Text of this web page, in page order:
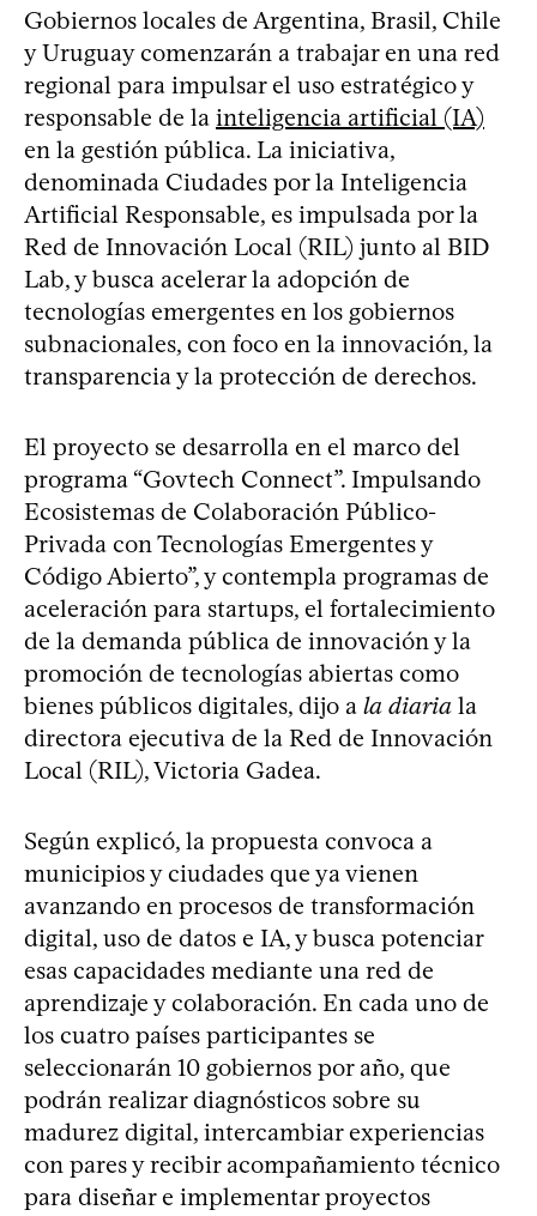
Gobiernos locales de Argentina, Brasil, Chile
y Uruguay comenzarán a trabajar en una red
regional para impulsar el uso estratégico y
responsable de la inteligencia artificial (IA)
en la gestión pública. La iniciativa,
denominada Ciudades por la Inteligencia
Artificial Responsable, es impulsada por la
Red de Innovación Local (RIL) junto al BID
Lab, y busca acelerar la adopción de
tecnologías emergentes en los gobiernos
subnacionales, con foco en la innovación, la
transparencia y la protección de derechos.
El proyecto se desarrolla en el marco del
programa “Govtech Connect”. Impulsando
Ecosistemas de Colaboración Público-
Privada con Tecnologías Emergentes y
Código Abierto”, y contempla programas de
aceleración para startups, el fortalecimiento
de la demanda pública de innovación y la
promoción de tecnologías abiertas como
bienes públicos digitales, dijo a la diaria la
directora ejecutiva de la Red de Innovación
Local (RIL), Victoria Gadea.
Según explicó, la propuesta convoca a
municipios y ciudades que ya vienen
avanzando en procesos de transformación
digital, uso de datos e IA, y busca potenciar
esas capacidades mediante una red de
aprendizaje y colaboración. En cada uno de
los cuatro países participantes se
seleccionarán 10 gobiernos por año, que
podrán realizar diagnósticos sobre su
madurez digital, intercambiar experiencias
con pares y recibir acompañamiento técnico
para diseñar e implementar proyectos